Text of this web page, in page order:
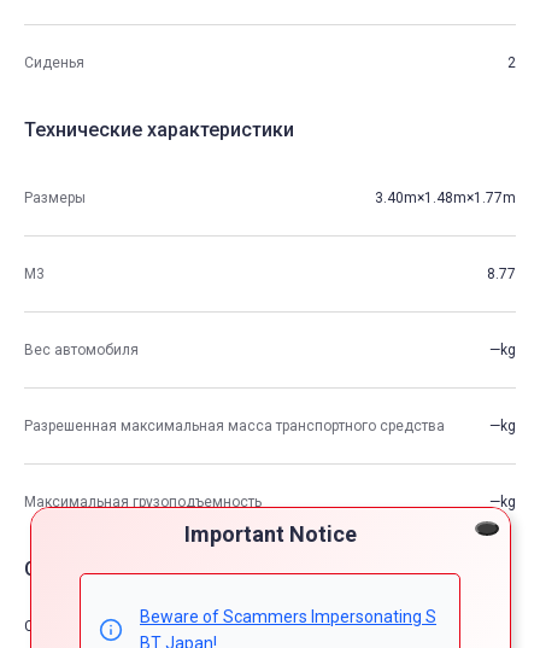
Important Notice
Beware of Scammers Impersonating S
BT Japan!
Сиденья 2
Технические характеристики
Размеры 3.40m×1.48m×1.77m
М3 8.77
Вес автомобиля —kg
Разрешенная максимальная масса транспортного средства —kg
Максимальная грузоподъемность —kg
Опции автомобия
Comfort & Convenience